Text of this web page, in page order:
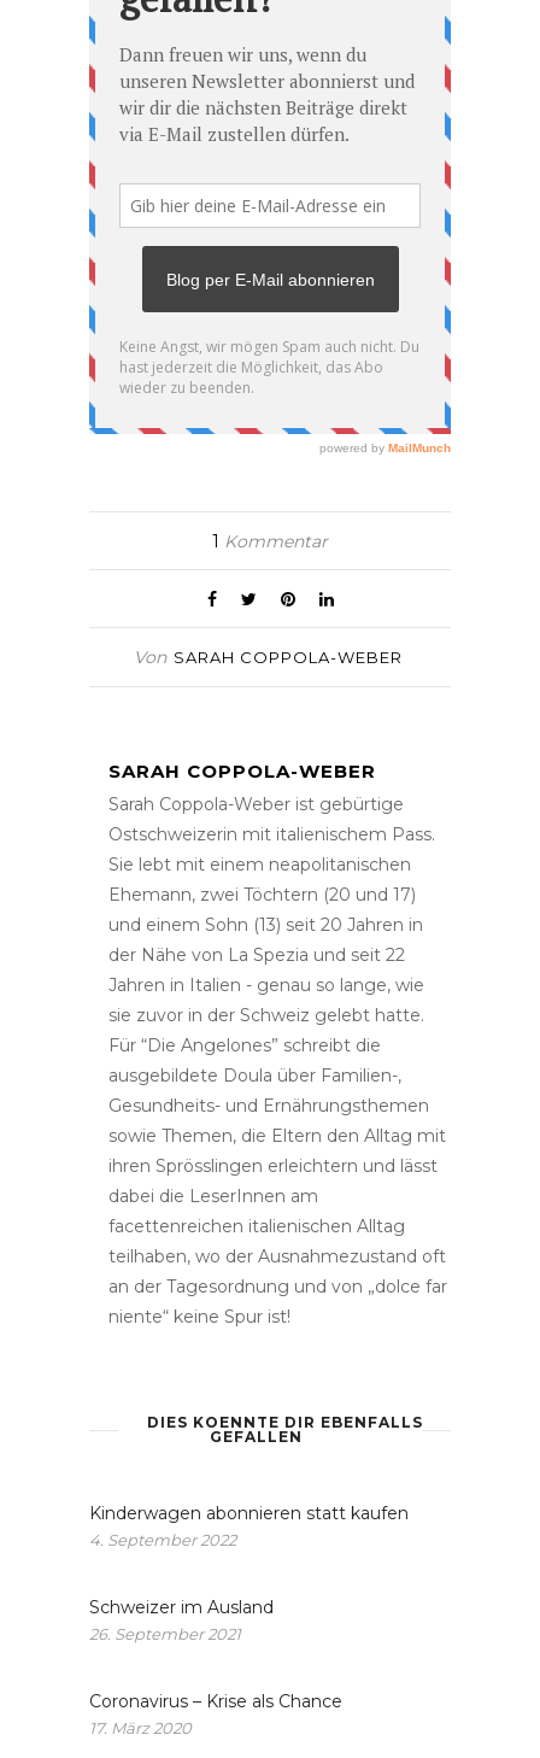
1 Kommentar
Von SARAH COPPOLA-WEBER
SARAH COPPOLA-WEBER
Sarah Coppola-Weber ist gebürtige
Ostschweizerin mit italienischem Pass.
Sie lebt mit einem neapolitanischen
Ehemann, zwei Töchtern (20 und 17)
und einem Sohn (13) seit 20 Jahren in
der Nähe von La Spezia und seit 22
Jahren in Italien - genau so lange, wie
sie zuvor in der Schweiz gelebt hatte.
Für “Die Angelones” schreibt die
ausgebildete Doula über Familien-,
Gesundheits- und Ernährungsthemen
sowie Themen, die Eltern den Alltag mit
ihren Sprösslingen erleichtern und lässt
dabei die LeserInnen am
facettenreichen italienischen Alltag
teilhaben, wo der Ausnahmezustand oft
an der Tagesordnung und von „dolce far
niente“ keine Spur ist!
DIES KOENNTE DIR EBENFALLS
GEFALLEN
Kinderwagen abonnieren statt kaufen
4. September 2022
Schweizer im Ausland
26. September 2021
Coronavirus – Krise als Chance
17. März 2020